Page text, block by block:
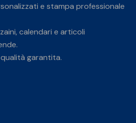
e stampa professionale
calendari e articoli
garantita.